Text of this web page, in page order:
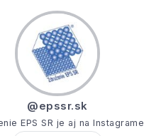
@epssr.sk
EPS SR je aj na Instagrame